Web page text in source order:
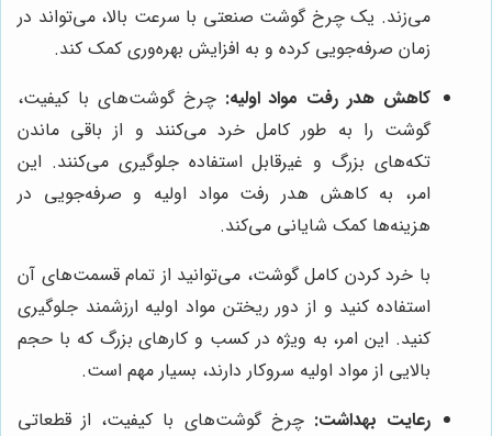
می‌زند. یک چرخ گوشت صنعتی با سرعت بالا، می‌تواند در
زمان صرفه‌جویی کرده و به افزایش بهره‌وری کمک کند.
کاهش هدر رفت مواد اولیه: چرخ گوشت‌های با کیفیت،
گوشت را به طور کامل خرد می‌کنند و از باقی ماندن
تکه‌های بزرگ و غیرقابل استفاده جلوگیری می‌کنند. این
امر، به کاهش هدر رفت مواد اولیه و صرفه‌جویی در
هزینه‌ها کمک شایانی می‌کند.
با خرد کردن کامل گوشت، می‌توانید از تمام قسمت‌های آن
استفاده کنید و از دور ریختن مواد اولیه ارزشمند جلوگیری
کنید. این امر، به ویژه در کسب و کارهای بزرگ که با حجم
بالایی از مواد اولیه سروکار دارند، بسیار مهم است.
رعایت بهداشت: چرخ گوشت‌های با کیفیت، از قطعاتی